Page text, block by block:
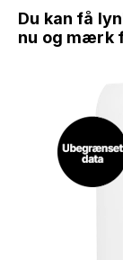
Du kan få
nu og mærk